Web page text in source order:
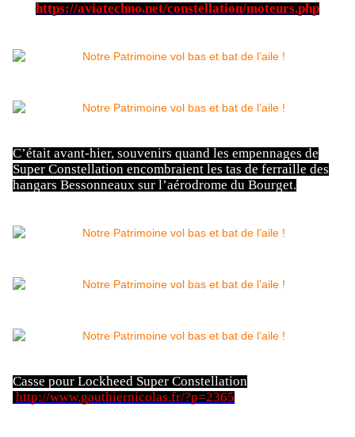
https://aviatechno.net/constellation/moteurs.php
C’était avant-hier, souvenirs quand les empennages de
Super Constellation encombraient les tas de ferraille des
hangars Bessonneaux sur l’aérodrome du Bourget.
Casse pour Lockheed Super Constellation
http://www.gauthiernicolas.fr/?p=2365